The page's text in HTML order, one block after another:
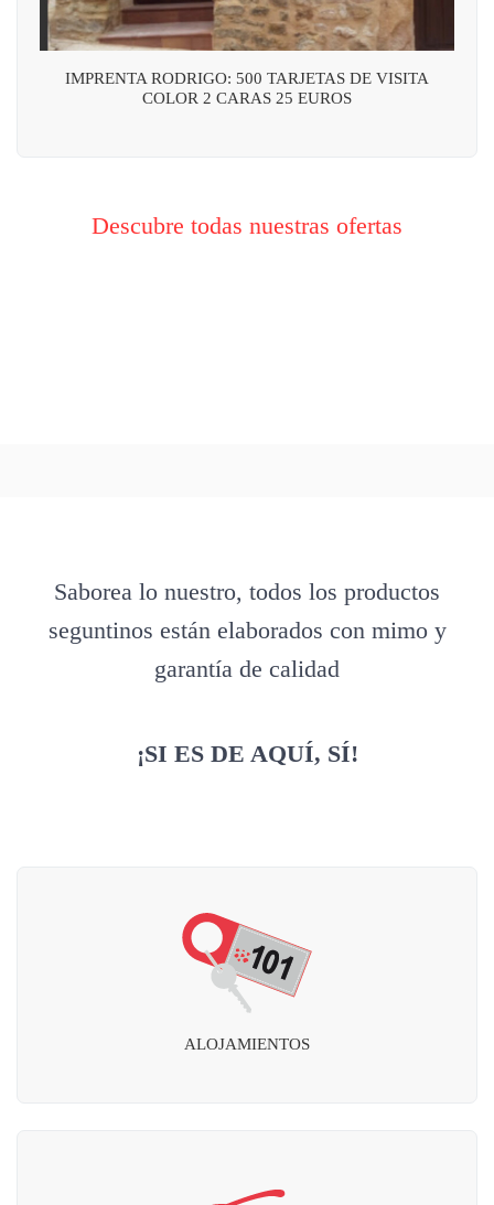
IMPRENTA RODRIGO: 500 TARJETAS DE VISITA
COLOR 2 CARAS 25 EUROS
Descubre todas nuestras ofertas
Saborea lo nuestro, todos los productos
seguntinos están elaborados con mimo y
garantía de calidad
¡SI ES DE AQUÍ, SÍ!
ALOJAMIENTOS